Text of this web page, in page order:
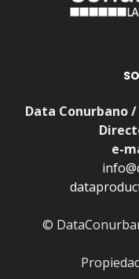
Data Conurbano
e-
©